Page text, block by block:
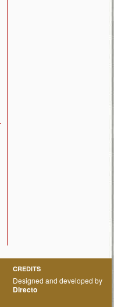
CREDITS
Designed and developed by
Directo